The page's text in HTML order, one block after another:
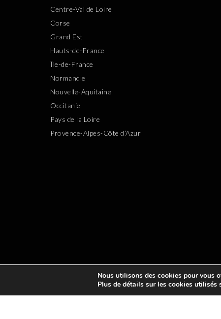
Centre-Val de Loire
Corse
Grand Est
Hauts-de-France
Île-de-France
Normandie
Nouvelle-Aquitaine
Occitanie
Pays de la Loire
Provence-Alpes-Côte d’Azur
Nous utilisons des cookies pour vous
Plus de détails sur les cookies utilisés